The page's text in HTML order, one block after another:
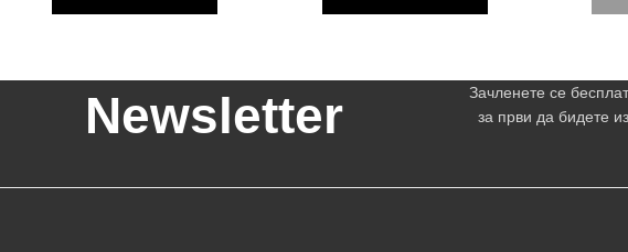
Newsletter
Зачленете се
за први да бидете